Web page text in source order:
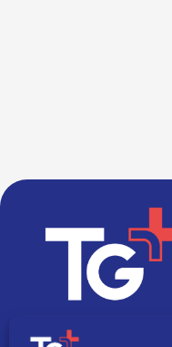
Site réalisé par